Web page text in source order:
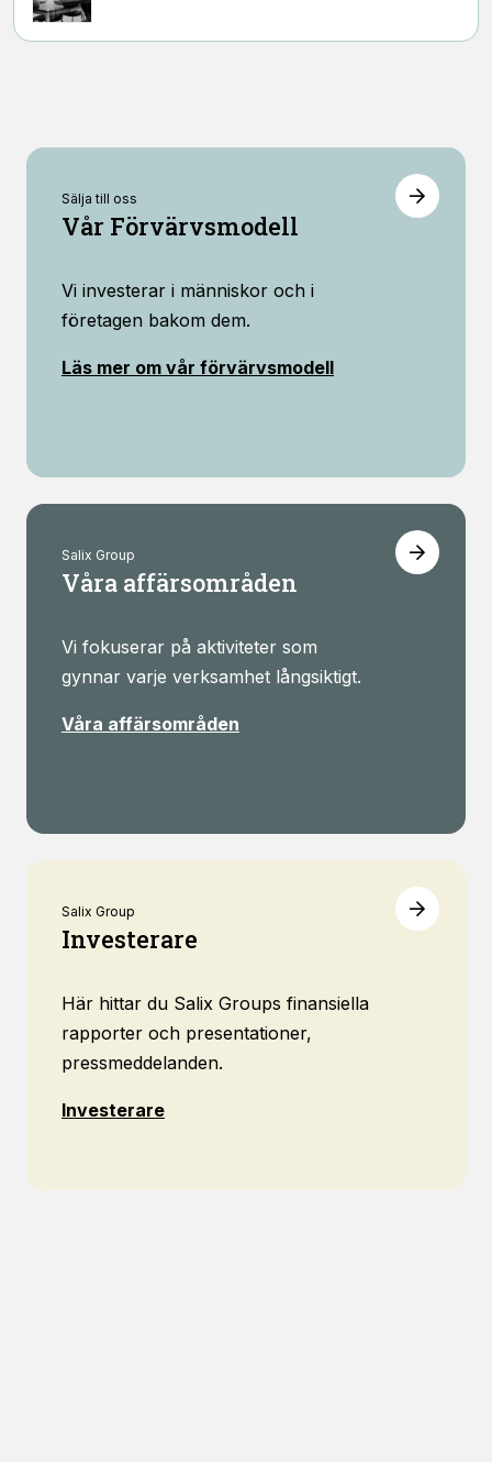
Sälja till oss
Vår Förvärvsmodell
Vi investerar i människor och i
företagen bakom dem.
Läs mer om vår förvärvsmodell
Salix Group
Våra affärsområden
Vi fokuserar på aktiviteter som
gynnar varje verksamhet långsiktigt.
Våra affärsområden
Salix Group
Investerare
Här hittar du Salix Groups finansiella
rapporter och presentationer,
pressmeddelanden.
Investerare